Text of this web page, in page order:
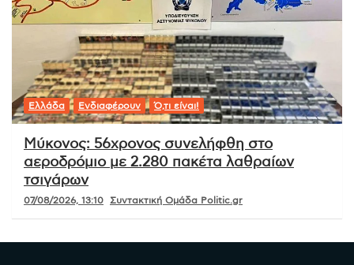
Ελλάδα Ενδιαφέρουν Ό,τι είναι!
Μύκονος: 56χρονος συνελήφθη στο
αεροδρόμιο με 2.280 πακέτα λαθραίων
τσιγάρων
07/08/2026, 13:10 Συντακτική Ομάδα Politic.gr